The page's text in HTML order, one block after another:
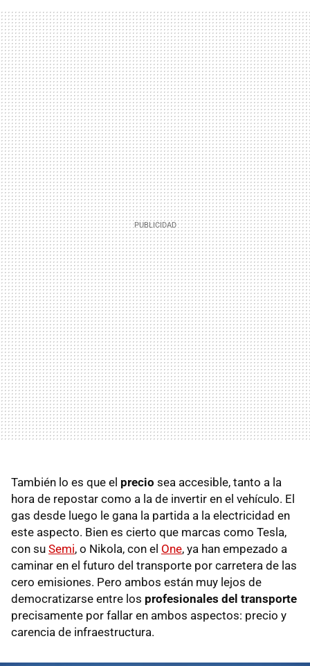
También lo es que el precio sea accesible, tanto a la
hora de repostar como a la de invertir en el vehículo. El
gas desde luego le gana la partida a la electricidad en
este aspecto. Bien es cierto que marcas como Tesla,
con su Semi, o Nikola, con el One, ya han empezado a
caminar en el futuro del transporte por carretera de las
cero emisiones. Pero ambos están muy lejos de
democratizarse entre los profesionales del transporte
precisamente por fallar en ambos aspectos: precio y
carencia de infraestructura.